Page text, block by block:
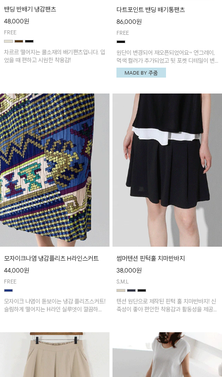
밴딩 반배기 냉감팬츠
48,000원
FREE
차르르 떨어지는 쿨소재의 배기팬츠입니다. 입
었을 때 편하고 시원한 착용감!
다트포인트 밴딩 배기통팬츠
86,000원
FREE
원단이 변경되어 재오픈되었어요~ 연그레이,
먹색 컬러가 추가되었고 뒷 포켓 디테일이 변
경되었습니다~가볍고 시원하게 착용되는 배
기통팬츠! 허리밴딩과 여유로운 통으로 편안해
모자이크나염 냉감플리츠 H라인스커트
44,000원
FREE
모자이크 나염이 돋보이는 냉감 플리츠스커트!
슬림하게 떨어지는 H라인 실루엣이 깔끔하고
성을 더했어요~
썸머텐션 핀턱훌 치마반바지
38,000원
S,M,L
텐션 원단으로 제작된 핀턱 훌 치마반바지! 신
축성이 좋아 편안한 착용감과 활동성을 제공하